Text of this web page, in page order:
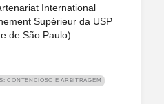
International
Supérieur da USP
de São Paulo).
CONTENCIOSO E ARBITRAGEM